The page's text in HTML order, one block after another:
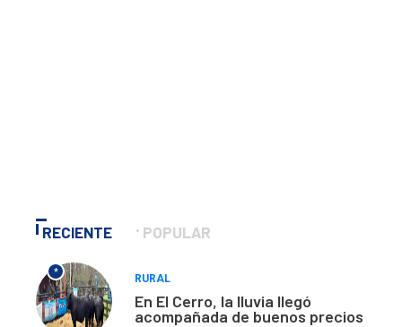
RECIENTE POPULAR
*
RURAL
En El Cerro, la lluvia llegó
acompañada de buenos precios